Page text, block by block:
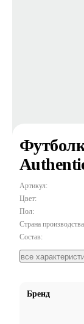
Артикул:
Цвет:
Пол:
Страна
Состав:
все
Бренд